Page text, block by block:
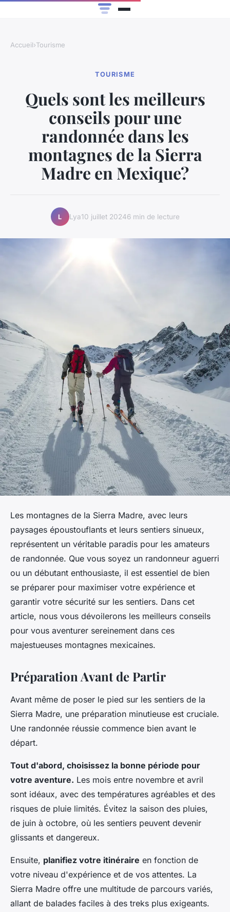
Accueil›Tourisme
TOURISME
Quels sont les meilleurs
conseils pour une
randonnée dans les
montagnes de la Sierra
Madre en Mexique?
L Lya10 juillet 20246 min de lecture
Les montagnes de la Sierra Madre, avec leurs
paysages époustouflants et leurs sentiers sinueux,
représentent un véritable paradis pour les amateurs
de randonnée. Que vous soyez un randonneur aguerri
ou un débutant enthousiaste, il est essentiel de bien
se préparer pour maximiser votre expérience et
garantir votre sécurité sur les sentiers. Dans cet
article, nous vous dévoilerons les meilleurs conseils
pour vous aventurer sereinement dans ces
majestueuses montagnes mexicaines.
Préparation Avant de Partir
Avant même de poser le pied sur les sentiers de la
Sierra Madre, une préparation minutieuse est cruciale.
Une randonnée réussie commence bien avant le
départ.
Tout d'abord, choisissez la bonne période pour
votre aventure. Les mois entre novembre et avril
sont idéaux, avec des températures agréables et des
risques de pluie limités. Évitez la saison des pluies,
de juin à octobre, où les sentiers peuvent devenir
glissants et dangereux.
Ensuite, planifiez votre itinéraire en fonction de
votre niveau d'expérience et de vos attentes. La
Sierra Madre offre une multitude de parcours variés,
allant de balades faciles à des treks plus exigeants.